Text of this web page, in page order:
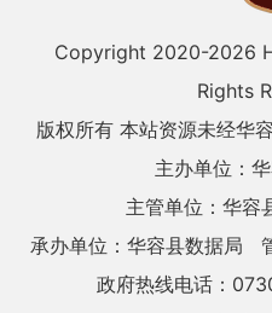
Copyright 2020-2026
Rights
版权所有 本站资源未经华
主办单位：
主管单位：华容
承办单位：华容县数据局
政府热线电话：